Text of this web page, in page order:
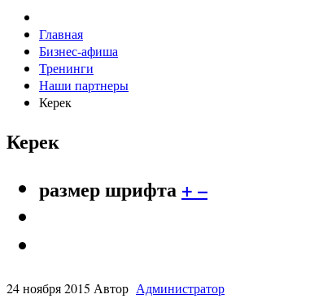
Главная
Бизнес-афиша
Тренинги
Наши партнеры
Керек
Керек
размер шрифта + –
24 ноября 2015 Автор Администратор